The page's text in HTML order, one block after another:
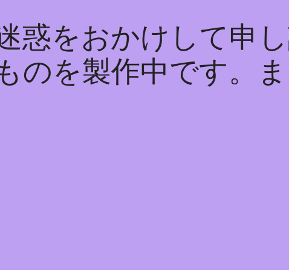
惑をおかけして申
のを製作中です。